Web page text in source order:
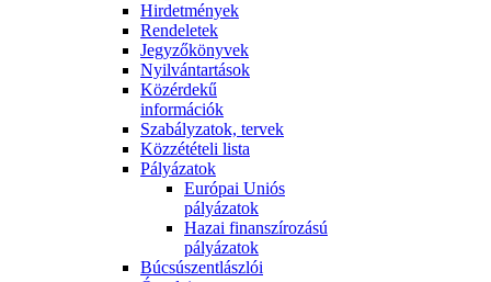
Hirdetmények
Rendeletek
Jegyzőkönyvek
Nyilvántartások
Közérdekű
információk
Szabályzatok, tervek
Közzétételi lista
Pályázatok
Európai Uniós
pályázatok
Hazai finanszírozású
pályázatok
Búcsúszentlászlói